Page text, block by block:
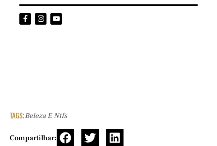
TAGS:Beleza E Ntfs
Compartilhar: